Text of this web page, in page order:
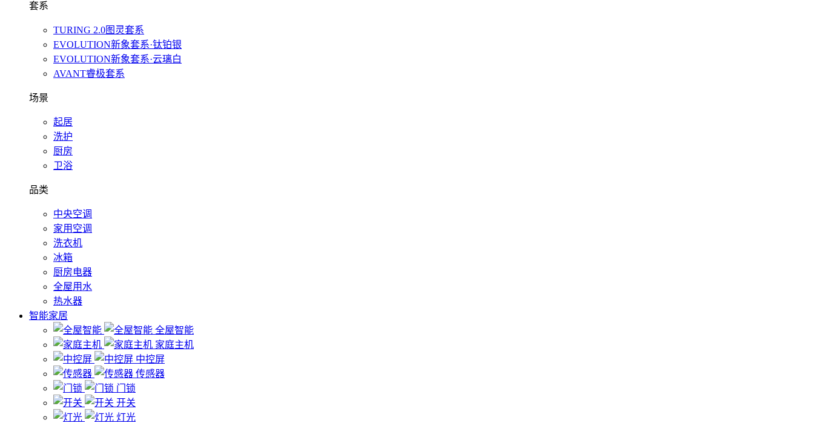
套系
TURING 2.0图灵套系
EVOLUTION新象套系·钛铂银
EVOLUTION新象套系·云璃白
AVANT睿极套系
场景
起居
洗护
厨房
卫浴
品类
中央空调
家用空调
洗衣机
冰箱
厨房电器
全屋用水
热水器
智能家居
全屋智能
家庭主机
中控屏
传感器
门锁
开关
灯光